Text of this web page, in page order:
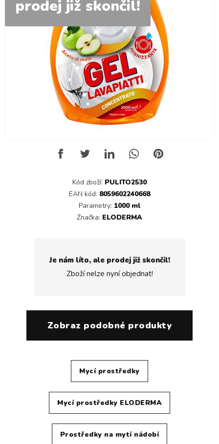
prodej již skončil!
Kód zboží: PULITO2530
EAN kód: 8059602240668
Parametry: 1000 ml
Značka: ELODERMA
Je nám líto, ale prodej již skončil!
Zboží nelze nyní objednat!
Zobraz podobné produkty
Mycí prostředky
Mycí prostředky ELODERMA
Prostředky na mytí nádobí